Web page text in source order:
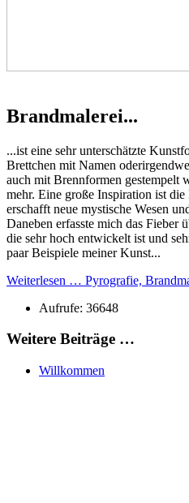
Brandmalerei...
...ist eine sehr unterschätzte
Brettchen mit Namen
auch mit Brennformen gestempelt
mehr. Eine große Inspiration ist
erschafft neue mystische Wesen
Daneben erfasste mich das Fieber
die sehr hoch entwickelt ist und
paar Beispiele meiner Kunst...
Weiterlesen … Pyrografie,
Aufrufe: 36648
Weitere Beiträge …
Willkommen